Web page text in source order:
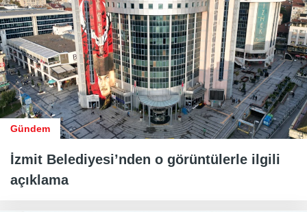
Gündem
İzmit Belediyesi’nden o görüntülerle ilgili
açıklama